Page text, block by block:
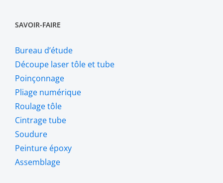
SAVOIR-FAIRE
Bureau d’étude
Découpe laser tôle et tube
Poinçonnage
Pliage numérique
Roulage tôle
Cintrage tube
Soudure
Peinture époxy
Assemblage